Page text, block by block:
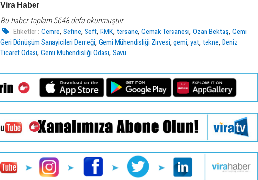
Vira Haber
Bu haber toplam 5648 defa okunmuştur
Etiketler : Cemre,Sefine,Seft,RMK,tersane,Gemak Tersanesi,Ozan Bektaş,Gemi
Geri Dönüşüm Sanayicileri Derneği, Gemi Mühendisliği Zirvesi, gemi, yat, tekne, Deniz
Ticaret Odası, Gemi Mühendisliği Odası, Savu